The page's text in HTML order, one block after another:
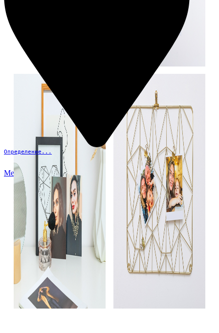
Определение...
Меню